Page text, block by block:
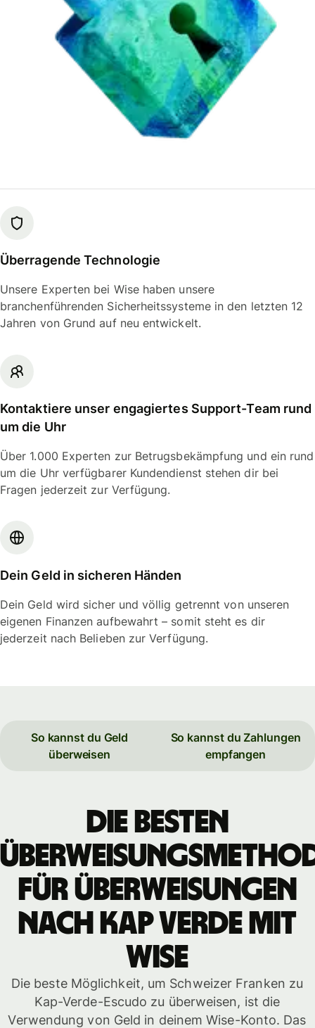
Überragende Technologie
Unsere Experten bei Wise haben unsere
branchenführenden Sicherheitssysteme in den letzten 12
Jahren von Grund auf neu entwickelt.
Kontaktiere unser engagiertes Support-Team rund
um die Uhr
Über 1.000 Experten zur Betrugsbekämpfung und ein rund
um die Uhr verfügbarer Kundendienst stehen dir bei
Fragen jederzeit zur Verfügung.
Dein Geld in sicheren Händen
Dein Geld wird sicher und völlig getrennt von unseren
eigenen Finanzen aufbewahrt – somit steht es dir
jederzeit nach Belieben zur Verfügung.
So kannst du Geld
überweisen
So kannst du Zahlungen
empfangen
Die besten
für Überweisungen
nach Kap Verde mit
WISE
Die beste Möglichkeit, um Schweizer Franken zu
Kap-Verde-Escudo zu überweisen, ist die
Verwendung von Geld in deinem Wise-Konto. Das